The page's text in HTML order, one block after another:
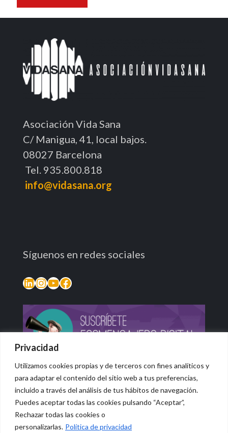
Privacidad
Utilizamos cookies propias y de terceros con fines analíticos y
para adaptar el contenido del sitio web a tus preferencias,
incluido a través del análisis de tus hábitos de navegación.
Puedes aceptar todas las cookies pulsando “Aceptar”,
Rechazar todas las cookies o
personalizarlas. Política de privacidad
Asociación Vida Sana
C/ Manigua, 41, local bajos.
08027 Barcelona
Tel. 935.800.818
info@vidasana.org
Síguenos en redes sociales
LinkedIn
Instagram
YouTube
Facebook
© 2026 Vidasana | All Rights Reserved